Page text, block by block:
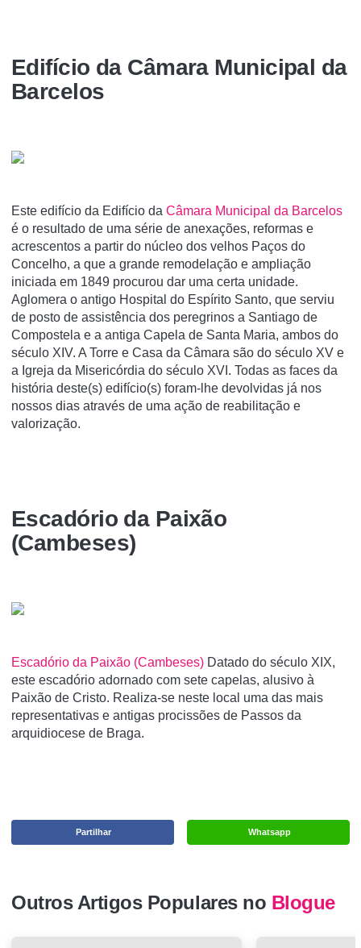
Edifício da Câmara Municipal da
Barcelos
Este edifício da Edifício da Câmara Municipal da Barcelos
é o resultado de uma série de anexações, reformas e
acrescentos a partir do núcleo dos velhos Paços do
Concelho, a que a grande remodelação e ampliação
iniciada em 1849 procurou dar uma certa unidade.
Aglomera o antigo Hospital do Espírito Santo, que serviu
de posto de assistência dos peregrinos a Santiago de
Compostela e a antiga Capela de Santa Maria, ambos do
século XIV. A Torre e Casa da Câmara são do século XV e
a Igreja da Misericórdia do século XVI. Todas as faces da
história deste(s) edifício(s) foram-lhe devolvidas já nos
nossos dias através de uma ação de reabilitação e
valorização.
Escadório da Paixão
(Cambeses)
Escadório da Paixão (Cambeses) Datado do século XIX,
este escadório adornado com sete capelas, alusivo à
Paixão de Cristo. Realiza-se neste local uma das mais
representativas e antigas procissões de Passos da
arquidiocese de Braga.
Whatsapp
Partilhar
Outros Artigos Populares no Blogue